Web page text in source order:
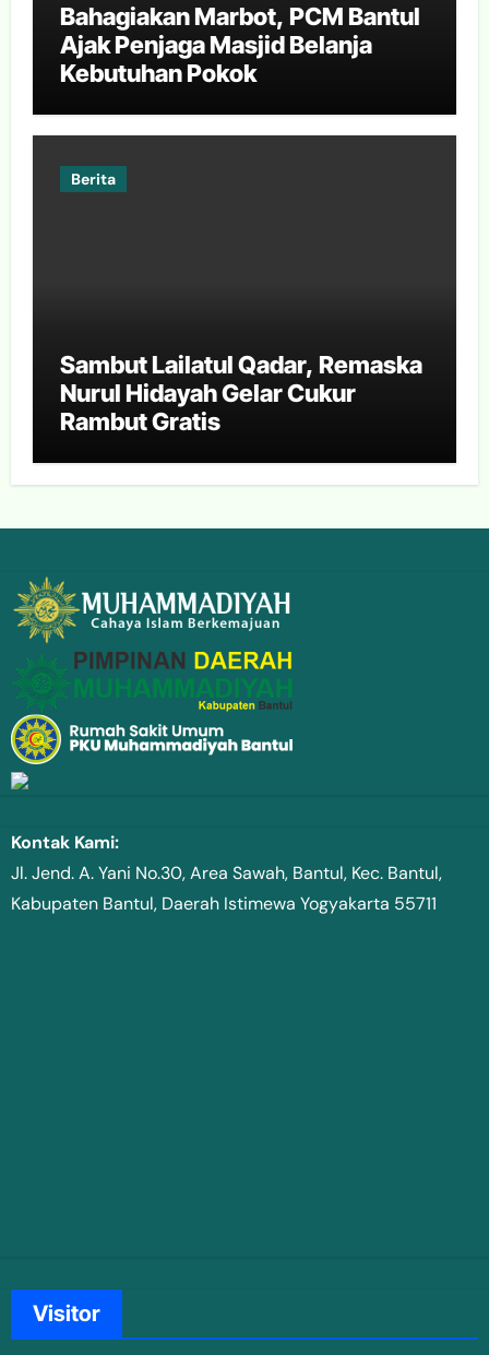
Bahagiakan Marbot, PCM Bantul
Ajak Penjaga Masjid Belanja
Kebutuhan Pokok
Berita
Sambut Lailatul Qadar, Remaska
Nurul Hidayah Gelar Cukur
Rambut Gratis
Kontak Kami:
Jl. Jend. A. Yani No.30, Area Sawah, Bantul, Kec. Bantul,
Kabupaten Bantul, Daerah Istimewa Yogyakarta 55711
Visitor